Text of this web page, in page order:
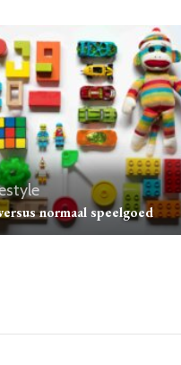
normaal speelgoed